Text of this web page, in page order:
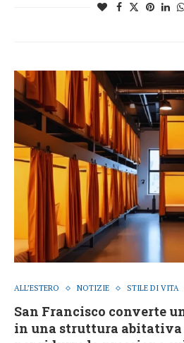
ALL’ESTERO NOTIZIE STILE DI VITA
San Francisco converte
in una struttura abitativa